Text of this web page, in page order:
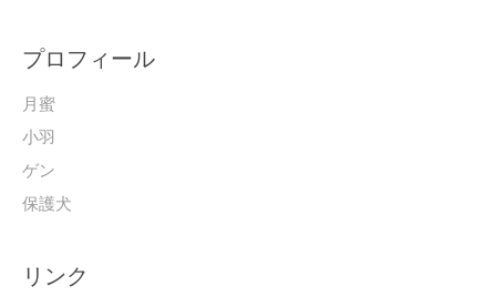
プロフィール
月蜜
小羽
ゲン
保護犬
リンク